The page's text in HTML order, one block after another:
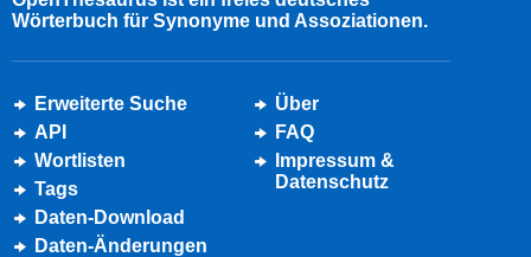
Wörterbuch für Synonyme und Assoziationen.
Erweiterte Suche
API
Wortlisten
Tags
Daten-Download
Daten-Änderungen
Über
FAQ
Impressum &
Datenschutz